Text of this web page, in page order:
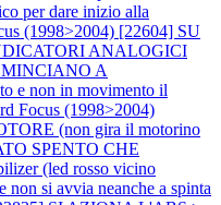
per dare inizio alla
(1998>2004) [22604] SU
ANALOGICI
A
e non in movimento il
Focus (1998>2004)
(non gira il motorino
SPENTO CHE
(led rosso vicino
si avvia neanche a spinta